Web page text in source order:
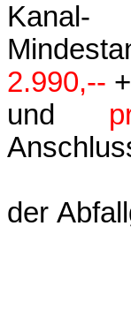
Kanal-
2.990,--
und
der